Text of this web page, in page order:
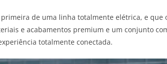
L
primeira de uma linha totalmente elétrica, e que
e acabamentos premium e um conjunto
totalmente conectada.